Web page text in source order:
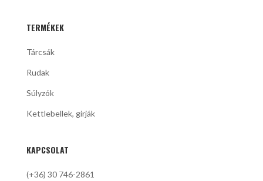
TERMÉKEK
Tárcsák
Rudak
Súlyzók
Kettlebellek, girják
KAPCSOLAT
(+36) 30 746-2861